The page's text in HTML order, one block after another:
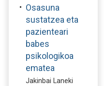
Osasuna
sustatzea eta
pazienteari
babes
psikologikoa
ematea
Jakinbai Laneki